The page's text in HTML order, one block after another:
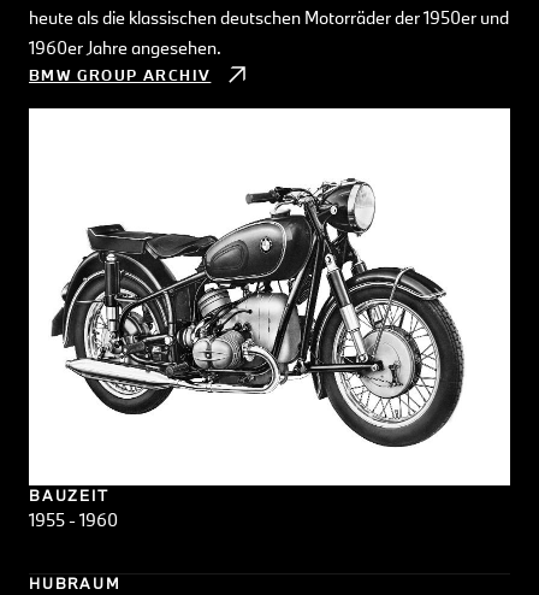
heute als die klassischen deutschen Motorräder der 1950er und
1960er Jahre angesehen.
BMW GROUP ARCHIV
BAUZEIT
1955 - 1960
HUBRAUM